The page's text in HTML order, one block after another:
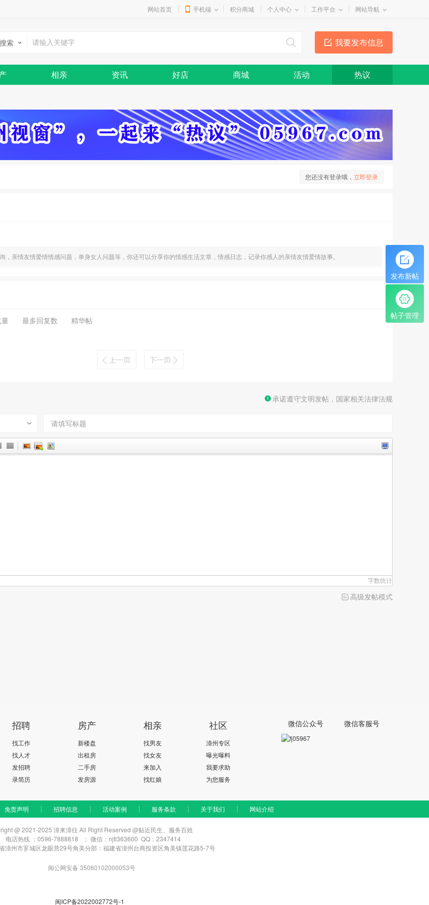
网站首页 手机端 积分商城 个人中心 工作平台 网站导航
我要发布信息
索
相亲 资讯 好店 商城 活动 热议
您还没有登录哦， 立即登录
，亲情友情爱情情感问题，单身女人问题等，你还可以分享你的情感生活文章，情感日志，记录你感人的亲情友情爱情故事。
最多回复数 精华帖
承诺遵守文明发帖，国家相关法律法规
字数统计
高级发帖模式
招聘
找工作
找人才
发招聘
录简历
房产
新楼盘
出租房
二手房
发房源
相亲
找男友
找女友
来加入
找红娘
社区
漳州专区
曝光曝料
我要求助
为您服务
微信公众号 微信客服号
免责声明 招聘信息 活动案例 服务条款 关于我们 网站介绍
@ 2021-2025 漳来漳往 All Right Reserved @贴近民生、服务百姓
电话热线 ：0596-7888818 ； 微信：njtl363600 QQ：2347414
漳州市芗城区龙眼营29号角美分部：福建省漳州台商投资区角美镇莲花路5-7号
闽公网安备 35060102000053号
闽ICP备2022002772号-1
发布新帖
帖子管理